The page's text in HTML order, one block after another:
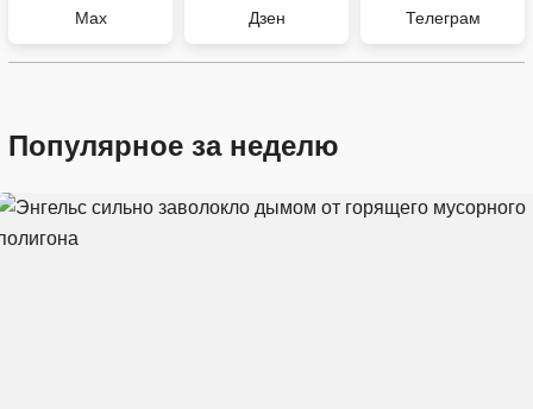
Max Дзен Телеграм
Популярное за неделю